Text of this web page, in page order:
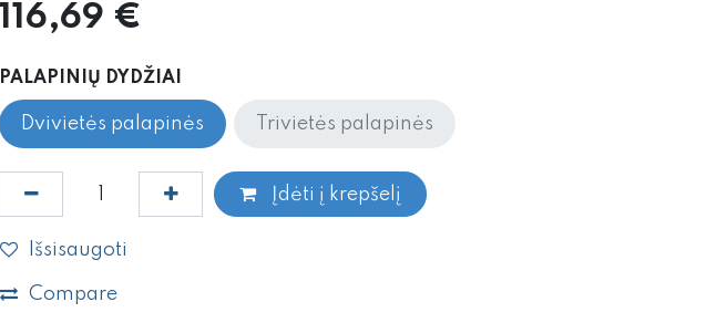
116,69 €
PALAPINIŲ DYDŽIAI
Dvivietės palapinės Trivietės palapinės
Įdėti į krepšelį
Išsisaugoti
Compare